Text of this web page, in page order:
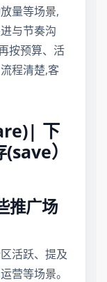
量等场景,
与节奏沟
按预算、活
程清楚,客
下
）
推广场
活跃、提及
营等场景。